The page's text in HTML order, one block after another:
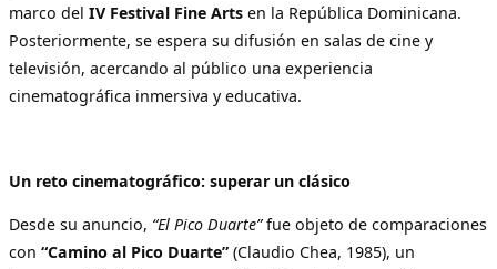
marco del IV Festival Fine Arts en la República Dominicana.
Posteriormente, se espera su difusión en salas de cine y
televisión, acercando al público una experiencia
cinematográfica inmersiva y educativa.
Un reto cinematográfico: superar un clásico
Desde su anuncio, “El Pico Duarte”fue objeto de comparaciones
con “Camino al Pico Duarte” (Claudio Chea, 1985), un